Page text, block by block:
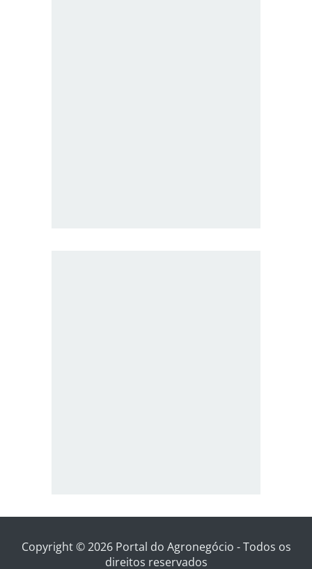
Copyright © 2026 Portal do Agronegócio - Todos os
direitos reservados